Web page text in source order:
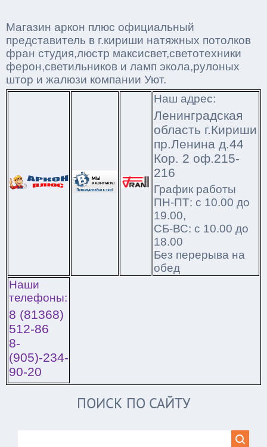
Магазин аркон плюс официальный
представитель в г.кириши натяжных потолков
фран студия,люстр максисвет,светотехники
ферон,светильников и ламп экола,рулоных
штор и жалюзи компании Уют.
Наш адрес:
Ленинградская
область г.Кириши
пр.Ленина д.44
Кор. 2 оф.215-
216
График работы
ПН-ПТ: с 10.00 до
19.00,
СБ-ВС: с 10.00 до
18.00
Без перерыва на
обед
Наши
телефоны:
8 (81368)
512-86
8-
(905)-234-
90-20
ПОИСК ПО САЙТУ